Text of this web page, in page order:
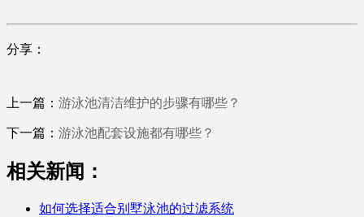
分享：
上一篇： 游泳池清洁维护的步骤有哪些？
下一篇： 游泳池配套设施都有哪些？
相关新闻：
如何选择适合别墅泳池的过滤系统